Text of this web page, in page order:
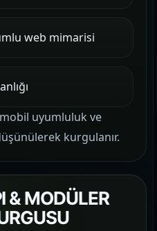
web mimarisi
mobil uyumluluk ve
kurgulanır.
& MODÜLER